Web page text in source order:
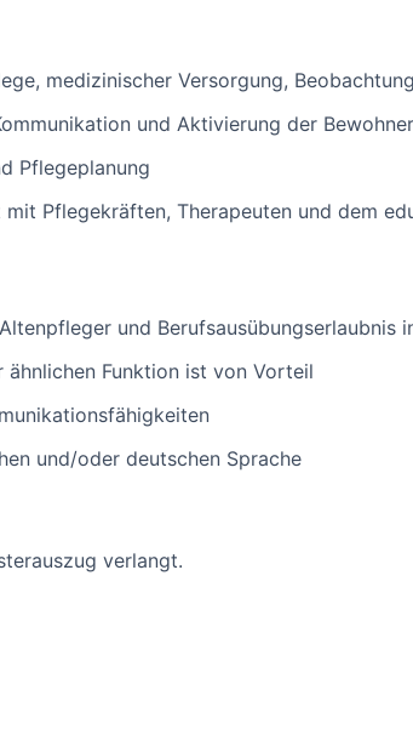
medizinischer Versorgung,
und Aktivierung der Bewohner
Pflegeplanung
Pflegekräften, Therapeuten und dem
und Berufsausübungserlaubnis
ähnlichen Funktion ist von Vorteil
und/oder deutschen Sprache
verlangt.